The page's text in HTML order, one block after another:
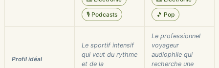
🎙️ Podcasts 🎵 Pop
Profil idéal
Le sportif intensif
qui veut du rythme
et de la
Le professionnel
voyageur
audiophile qui
recherche une